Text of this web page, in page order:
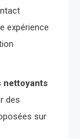
expérience
nettoyants
des
sur